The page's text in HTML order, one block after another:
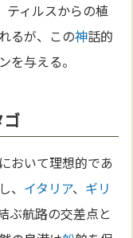
ティルスからの植
るが、この神話的
を与える。
おいて理想的であ
、 イタリア、 ギリ
ぶ航路の交差点と